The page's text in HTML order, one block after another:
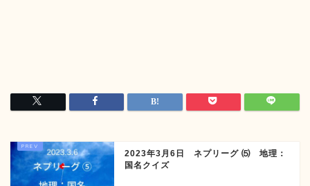
2023年3月6日 ネプリーグ ⑸ 地理：
国名クイズ